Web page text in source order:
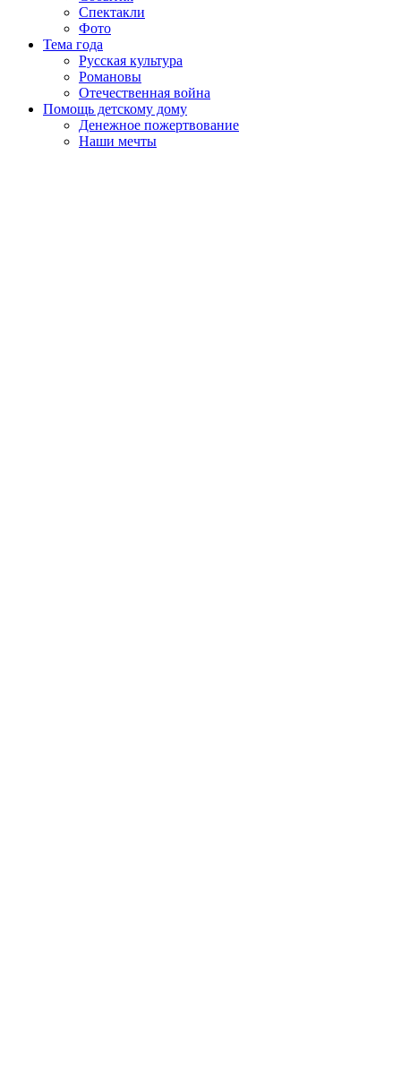
Спектакли
Фото
Тема года
Русская культура
Романовы
Отечественная война
Помощь детскому дому
Денежное пожертвование
Наши мечты